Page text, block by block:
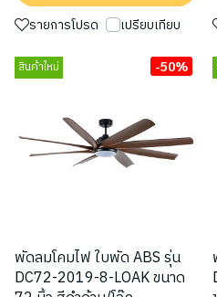
รายการโปรด เปรียบเทียบ
สินค้าใหม่ -50%
พัดลมโคมไฟ ใบพัด ABS รุ่น
DC72-2019-8-LOAK ขนาด